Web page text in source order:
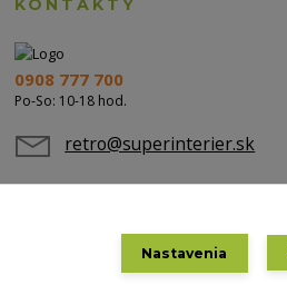
KONTAKTY
0908 777 700
Po-So: 10-18 hod.
retro@superinterier.sk
Nastavenia